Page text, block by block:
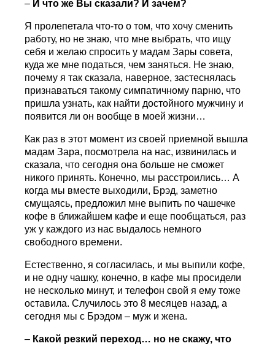
– И что же Вы сказали? И зачем?
Я пролепетала что-то о том, что хочу сменить
работу, но не знаю, что мне выбрать, что ищу
себя и желаю спросить у мадам Зары совета,
куда же мне податься, чем заняться. Не знаю,
почему я так сказала, наверное, застеснялась
признаваться такому симпатичному парню, что
пришла узнать, как найти достойного мужчину и
появится ли он вообще в моей жизни…
Как раз в этот момент из своей приемной вышла
мадам Зара, посмотрела на нас, извинилась и
сказала, что сегодня она больше не сможет
никого принять. Конечно, мы расстроились… А
когда мы вместе выходили, Брэд, заметно
смущаясь, предложил мне выпить по чашечке
кофе в ближайшем кафе и еще пообщаться, раз
уж у каждого из нас выдалось немного
свободного времени.
Естественно, я согласилась, и мы выпили кофе,
и не одну чашку, конечно, в кафе мы просидели
не несколько минут, и телефон свой я ему тоже
оставила. Случилось это 8 месяцев назад, а
сегодня мы с Брэдом – муж и жена.
– Какой резкий переход… но не скажу, что